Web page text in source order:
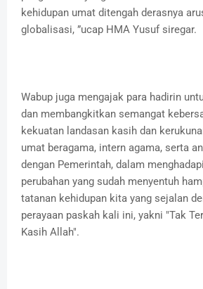
kehidupan umat ditengah derasnya
globalisasi, ”ucap HMA Yusuf siregar.
Wabup juga mengajak para hadirin
dan membangkitkan semangat
kekuatan landasan kasih dan
umat beragama, intern agama, serta
dengan Pemerintah, dalam
perubahan yang sudah menyentuh
tatanan kehidupan kita yang sejalan
perayaan paskah kali ini, yakni "Tak
Kasih Allah".